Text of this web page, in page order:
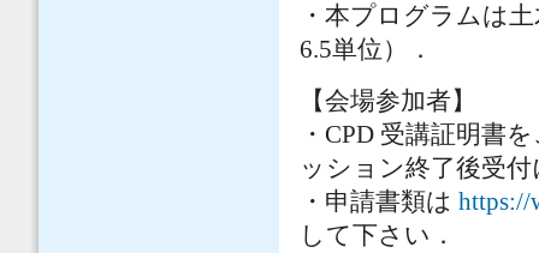
・本プログラムは
6.5単位）．
【会場参加者】
・CPD 受講証明書
ッション終了後受
・申請書類は https://
して下さい．